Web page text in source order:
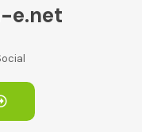
e.net